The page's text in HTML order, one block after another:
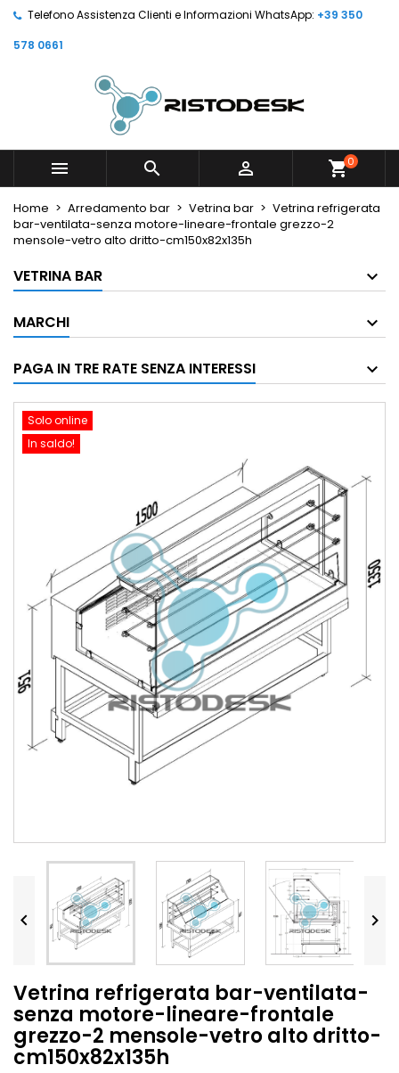
Telefono Assistenza Clienti e Informazioni WhatsApp: +39 350
578 0661
   shopping_cart0
Home Arredamento bar Vetrina bar
Vetrina refrigerata
bar-ventilata-senza motore-lineare-frontale grezzo-2
mensole-vetro alto dritto-cm150x82x135h
VETRINA BAR
MARCHI
PAGA IN TRE RATE SENZA INTERESSI
Solo online
In saldo!
 
Vetrina refrigerata bar-ventilata-
senza motore-lineare-frontale
grezzo-2 mensole-vetro alto dritto-
cm150x82x135h